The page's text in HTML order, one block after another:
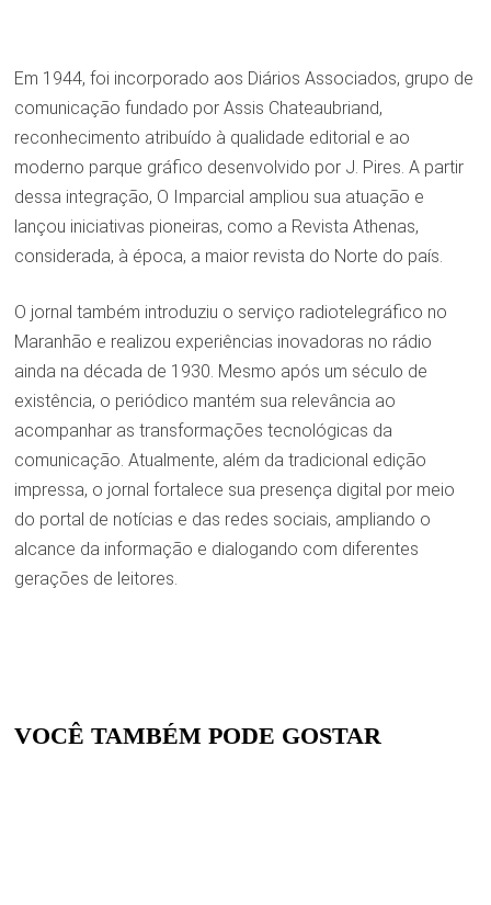
Em 1944, foi incorporado aos Diários Associados, grupo de
comunicação fundado por Assis Chateaubriand,
reconhecimento atribuído à qualidade editorial e ao
moderno parque gráfico desenvolvido por J. Pires. A partir
dessa integração, O Imparcial ampliou sua atuação e
lançou iniciativas pioneiras, como a Revista Athenas,
considerada, à época, a maior revista do Norte do país.
O jornal também introduziu o serviço radiotelegráfico no
Maranhão e realizou experiências inovadoras no rádio
ainda na década de 1930. Mesmo após um século de
existência, o periódico mantém sua relevância ao
acompanhar as transformações tecnológicas da
comunicação. Atualmente, além da tradicional edição
impressa, o jornal fortalece sua presença digital por meio
do portal de notícias e das redes sociais, ampliando o
alcance da informação e dialogando com diferentes
gerações de leitores.
VOCÊ TAMBÉM PODE GOSTAR